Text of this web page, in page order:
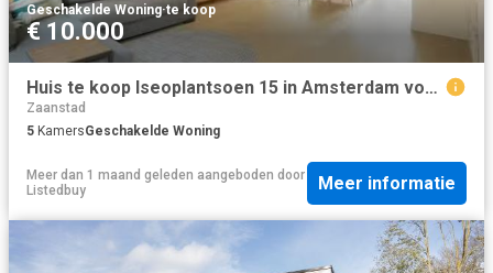
Geschakelde Woning·te koop
€ 10.000
Huis te koop Iseoplantsoen 15 in Amsterdam voor € 755.500
Zaanstad
5 KamersGeschakelde Woning
Meer dan 1 maand geleden aangeboden door
Listedbuy
Meer informatie